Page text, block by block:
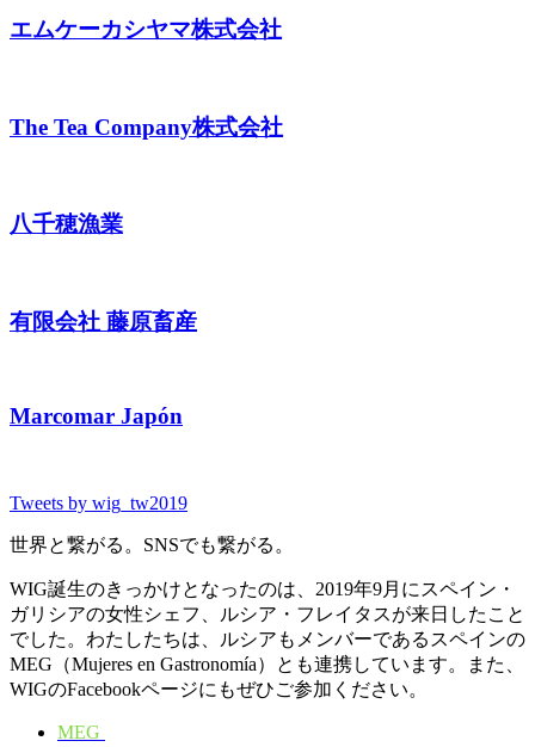
エムケーカシヤマ株式会社
The Tea Company株式会社
八千穂漁業
有限会社 藤原畜産
Marcomar Japón
Tweets by wig_tw2019
世界と繋がる。SNSでも繋がる。
WIG誕生のきっかけとなったのは、2019年9月にスペイン・
ガリシアの女性シェフ、ルシア・フレイタスが来日したこと
でした。わたしたちは、ルシアもメンバーであるスペインの
MEG（Mujeres en Gastronomía）とも連携しています。また、
WIGのFacebookページにもぜひご参加ください。
MEG